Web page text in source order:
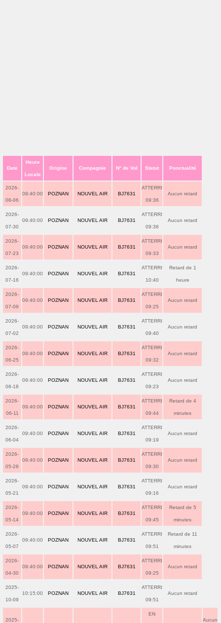
Date
Heure
Locale
Origine Compagnie N° de Vol Statut Ponctualité
2026-
08-06
09:40:00 POZNAN NOUVEL AIR BJ7631
ATTERRI
09:36
Aucun retard
2026-
07-30
09:40:00 POZNAN NOUVEL AIR BJ7631
ATTERRI
09:36
Aucun retard
2026-
07-23
09:40:00 POZNAN NOUVEL AIR BJ7631
ATTERRI
09:33
Aucun retard
2026-
07-16
09:40:00 POZNAN NOUVEL AIR BJ7631
ATTERRI
10:40
Retard de 1
heure
2026-
07-09
09:40:00 POZNAN NOUVEL AIR BJ7631
ATTERRI
09:25
Aucun retard
2026-
07-02
09:40:00 POZNAN NOUVEL AIR BJ7631
ATTERRI
09:40
Aucun retard
2026-
06-25
09:40:00 POZNAN NOUVEL AIR BJ7631
ATTERRI
09:32
Aucun retard
2026-
06-18
09:40:00 POZNAN NOUVEL AIR BJ7631
ATTERRI
09:23
Aucun retard
2026-
06-11
09:40:00 POZNAN NOUVEL AIR BJ7631
ATTERRI
09:44
Retard de 4
minutes
2026-
06-04
09:40:00 POZNAN NOUVEL AIR BJ7631
ATTERRI
09:19
Aucun retard
2026-
05-28
09:40:00 POZNAN NOUVEL AIR BJ7631
ATTERRI
09:30
Aucun retard
2026-
05-21
09:40:00 POZNAN NOUVEL AIR BJ7631
ATTERRI
09:16
Aucun retard
2026-
05-14
09:40:00 POZNAN NOUVEL AIR BJ7631
ATTERRI
09:45
Retard de 5
minutes
2026-
05-07
09:40:00 POZNAN NOUVEL AIR BJ7631
ATTERRI
09:51
Retard de 11
minutes
2026-
04-30
09:40:00 POZNAN NOUVEL AIR BJ7631
ATTERRI
09:25
Aucun retard
2025-
10-09
10:15:00 POZNAN NOUVEL AIR BJ7631
ATTERRI
09:51
Aucun retard
2025-
EN
Aucun